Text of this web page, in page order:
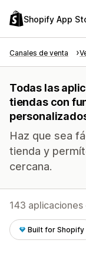
Shopify App
Canales de venta
Todas las
tiendas con
Haz que sea
tienda y
cercana.
143 aplicaciones
Built for Shopify